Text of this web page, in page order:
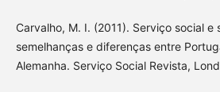
Carvalho, M. I. (2011). Serviço social
semelhanças e diferenças entre
Alemanha. Serviço Social Revista,